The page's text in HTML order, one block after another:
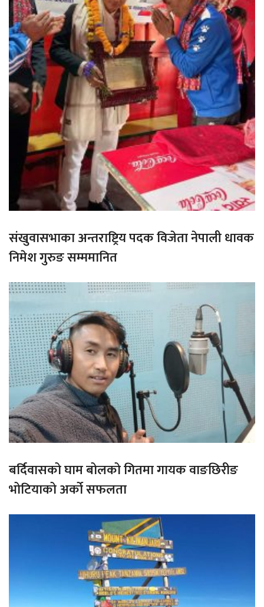
संखुवासभाका अन्तराष्ट्रिय पदक विजेता नेपाली धावक
निमेश गुरुङ सम्ममानित
बर्दिवासको घाम बोलको गितमा गायक वाङछिरीङ
भोटियाको अर्को सफलता